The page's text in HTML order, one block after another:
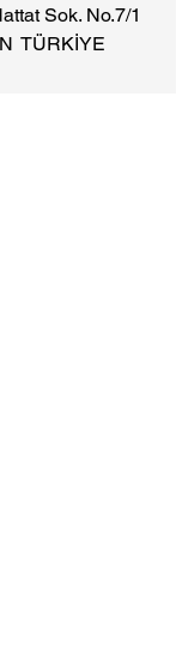
Sok. No.7/1
TÜRKİYE
baskıdan